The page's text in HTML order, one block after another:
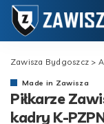
Zawisza Bydgoszcz >
Made in Zawisza
Piłkarze
kadry K-